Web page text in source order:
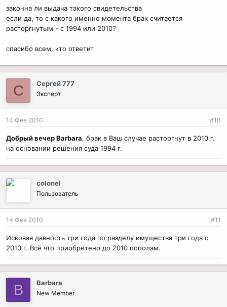
законна ли выдача такого свидетельства
если да, то с какого именно момента брак считается
расторгнутым - с 1994 или 2010?
спасибо всем, кто ответит
С Сергей 777
Эксперт
14 Фев 2010 #10
Добрый вечер Barbara, брак в Ваш случае расторгнут в 2010 г.
на основании решения суда 1994 г.
colonel
Пользователь
14 Фев 2010 #11
Исковая давность три года по разделу имущества три года с
2010 г. Всё что приобретено до 2010 пополам.
B Barbara
New Member